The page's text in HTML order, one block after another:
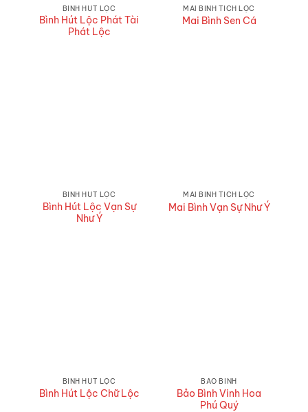
BÌNH HÚT LỘC
Bình Hút Lộc Phát Tài
Phát Lộc
MAI BÌNH TÍCH LỘC
Mai Bình Sen Cá
BÌNH HÚT LỘC
Bình Hút Lộc Vạn Sự
Như Ý
MAI BÌNH TÍCH LỘC
Mai Bình Vạn Sự Như Ý
BÌNH HÚT LỘC
Bình Hút Lộc Chữ Lộc
BẢO BÌNH
Bảo Bình Vinh Hoa
Phú Quý